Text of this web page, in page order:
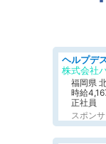
株式会社
福岡県
時給
正社員
スポン